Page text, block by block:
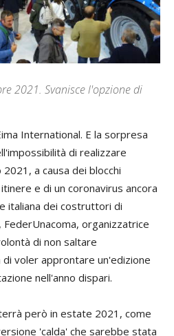
2021. Svanisce l'opzione di
International. E la sorpresa
di realizzare
a causa dei blocchi
e di un coronavirus ancora
italiana dei costruttori di
FederUnacoma, organizzatrice
di non saltare
voler approntare un'edizione
nell'anno dispari.
però in estate 2021, come
'calda' che sarebbe stata